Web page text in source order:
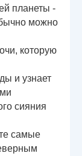
планеты -
можно
которую
и узнает
сияния
самые